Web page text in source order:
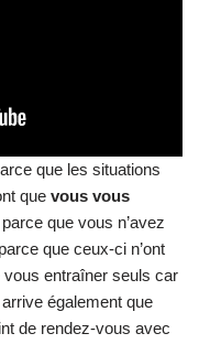
que les situations
que vous vous
que vous n’avez
que ceux-ci n’ont
vous entraîner seuls car
également que
de rendez-vous avec